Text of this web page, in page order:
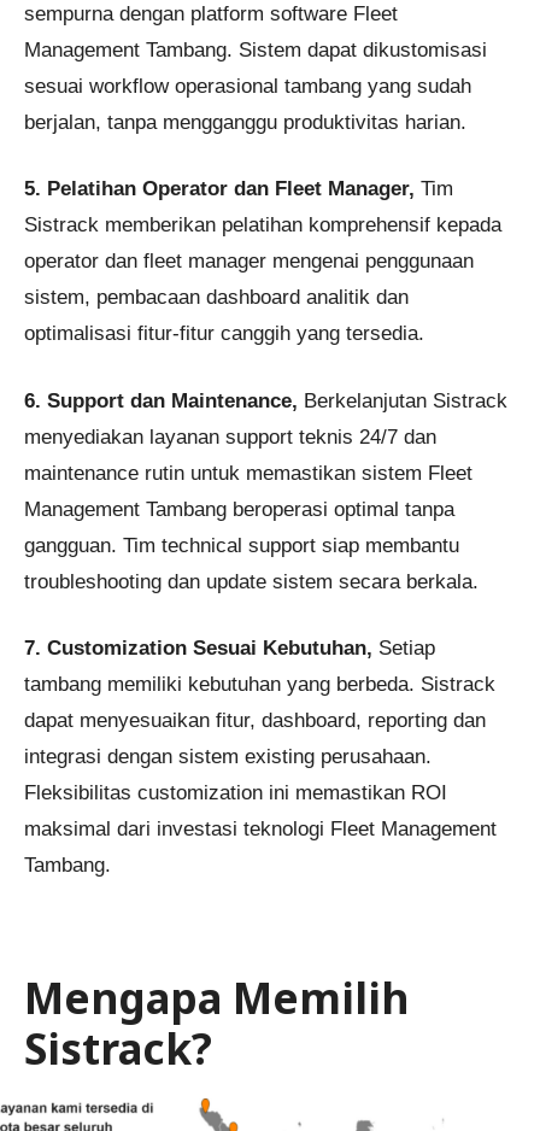
sempurna dengan platform software Fleet
Management Tambang. Sistem dapat dikustomisasi
sesuai workflow operasional tambang yang sudah
berjalan, tanpa mengganggu produktivitas harian.
5. Pelatihan Operator dan Fleet Manager, Tim
Sistrack memberikan pelatihan komprehensif kepada
operator dan fleet manager mengenai penggunaan
sistem, pembacaan dashboard analitik dan
optimalisasi fitur-fitur canggih yang tersedia.
6. Support dan Maintenance, Berkelanjutan Sistrack
menyediakan layanan support teknis 24/7 dan
maintenance rutin untuk memastikan sistem Fleet
Management Tambang beroperasi optimal tanpa
gangguan. Tim technical support siap membantu
troubleshooting dan update sistem secara berkala.
7. Customization Sesuai Kebutuhan, Setiap
tambang memiliki kebutuhan yang berbeda. Sistrack
dapat menyesuaikan fitur, dashboard, reporting dan
integrasi dengan sistem existing perusahaan.
Fleksibilitas customization ini memastikan ROI
maksimal dari investasi teknologi Fleet Management
Tambang.
Mengapa Memilih
Sistrack?